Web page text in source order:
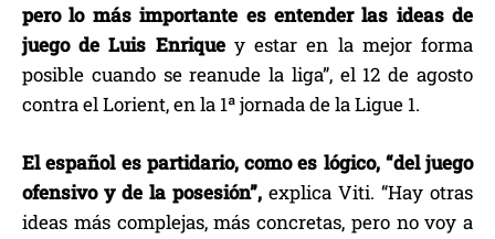
pero lo más importante es entender las ideas de
juego de Luis Enrique y estar en la mejor forma
posible cuando se reanude la liga”, el 12 de agosto
contra el Lorient, en la 1ª jornada de la Ligue 1.
El español es partidario, como es lógico, “del juego
ofensivo y de la posesión”, explica Viti. “Hay otras
ideas más complejas, más concretas, pero no voy a